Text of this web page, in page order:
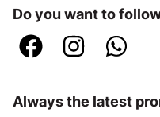
Do you want to
Always the latest